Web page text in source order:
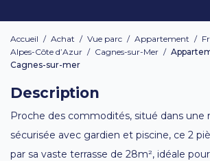
Accueil / Achat / Vue parc / Appartement /
Alpes-Côte d’Azur / Cagnes-sur-Mer /
Cagnes-sur-mer
Description
Proche des commodités, situé dans une
sécurisée avec gardien et piscine, ce 2
par sa vaste terrasse de 28m², idéale